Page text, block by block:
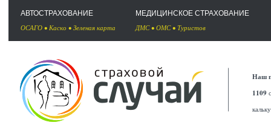
АВТОСТРАХОВАНИЕ
ОСАГО • Каско • Зеленая карта
МЕДИЦИНСКОЕ СТРАХОВАНИЕ
ДМС• ОМС• Туристов
Наш
1109